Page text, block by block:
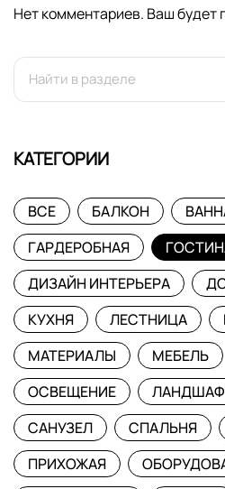
Нет комментариев. Ваш будет
КАТЕГОРИИ
ВСЕ БАЛКОН
ГАРДЕРОБНАЯ
ДИЗАЙН ИНТЕРЬЕРА
КУХНЯ
ЛЕСТНИЦА
МАТЕРИАЛЫ
МЕБЕЛЬ
ОСВЕЩЕНИЕ
САНУЗЕЛ
СПАЛЬНЯ
ПРИХОЖАЯ